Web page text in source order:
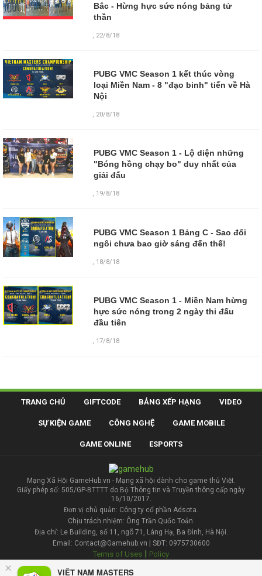
× VIỆT NAM MASTERS
Bắc - Hừng hực sức nóng bảng tử
thần
, 22/8/18
PUBG VMC Season 1 kết thúc vòng
loại Miền Nam - 8 "đạo binh" tiến về Hà
Nội
, 20/8/18
PUBG VMC Season 1 - Lộ diện những
"Bóng hồng chạy bo" duy nhất của
giải đấu
, 19/8/18
PUBG VMC Season 1 Bảng C - Sao đổi
ngôi chưa bao giờ sáng đến thế!
, 18/8/18
PUBG VMC Season 1 - Miền Nam hừng
hực sức nóng trong 2 ngày thi đấu
đầu tiên
, 17/8/18
TRANG CHỦ GIFTCODE BẢNG XẾP HẠNG VIDEO
SỰ KIỆN GAME CÔNG NGHỆ GAME MOBILE
GAME ONLINE ESPORTS
Mạng Xã Hội GameHub.vn - Mạng xã hội dành cho game thủ Việt.
Giấy phép số: 505/GP-BTTTT do Bộ Thông tin và Truyền thông cấp ngày
16/10/2017.
Đơn vị chủ quản: Công ty cổ phần Adsota.
Chịu trách nhiệm: Ông Trần Quốc Toản.
Địa chỉ: Le Building, số 11, ngõ 71, Láng Hạ, Ba Đình, Hà Nội.
Email: Contact@Gamehub.vn | SĐT: 0975730600
Terms of Uses Policy